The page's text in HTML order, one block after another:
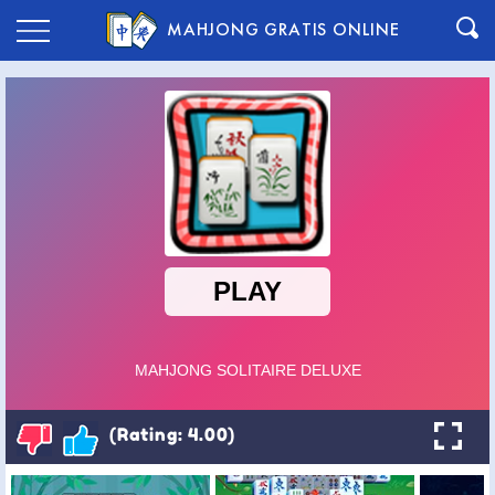
MAHJONG GRATIS ONLINE
(Rating: 4.00)